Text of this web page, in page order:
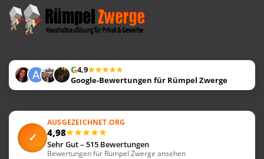
G4,9★★★★★
Google-Bewertungen für Rümpel Zwerge
✓
AUSGEZEICHNET.ORG
4,98★★★★★
Sehr Gut – 515 Bewertungen
Bewertungen für Rümpel Zwerge ansehen